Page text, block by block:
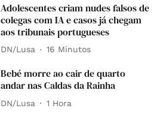
Adolescentes criam nudes falsos de
colegas com IA e casos já chegam
aos tribunais portugueses
DN/Lusa 16 Minutos
Bebé morre ao cair de quarto
andar nas Caldas da Rainha
DN/Lusa 1 Hora